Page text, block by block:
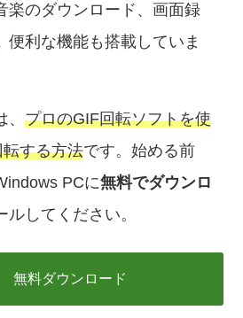
楽のダウンロード、画面録
便利な機能も搭載していま
、プロのGIF回転ソフトを使
する方法です。始める前
PCに無料でダウンロ
ルしてください。
無料ダウンロード